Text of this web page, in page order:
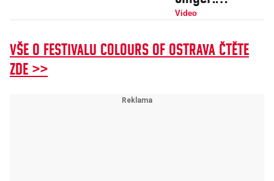
Nejlepší vztahy
měla centrální
banka s
Video
VŠE O FESTIVALU COLOURS OF OSTRAVA ČTĚTE
ZDE >>